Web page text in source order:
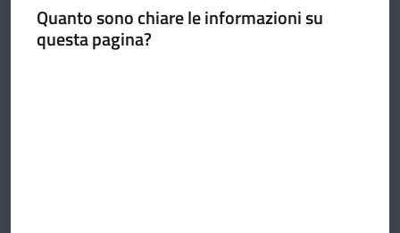
Quanto sono chiare le informazioni su
questa pagina?